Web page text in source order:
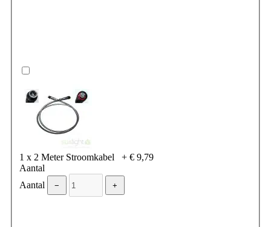
1 x 2 Meter Stroomkabel + € 9,79
Aantal
Aantal
− +